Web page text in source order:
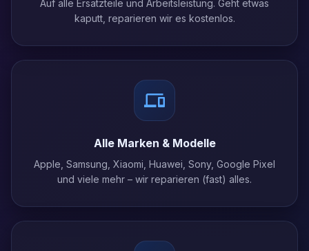
Auf alle Ersatzteile und Arbeitsleistung. Geht etwas
kaputt, reparieren wir es kostenlos.
Alle Marken & Modelle
Apple, Samsung, Xiaomi, Huawei, Sony, Google Pixel
und viele mehr – wir reparieren (fast) alles.